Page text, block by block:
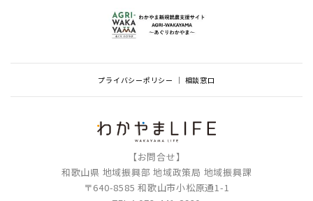
プライバシーポリシー 相談窓口
【お問合せ】
和歌山県 地域振興部 地域政策局 地域振興課
〒640-8585 和歌山市小松原通1-1